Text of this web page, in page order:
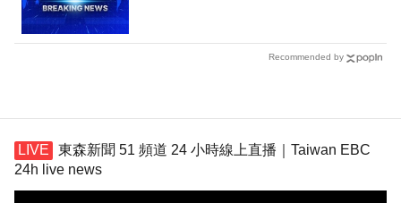
Recommended by
東森新聞 51 頻道 24 小時線上直播｜Taiwan EBC
24h live news